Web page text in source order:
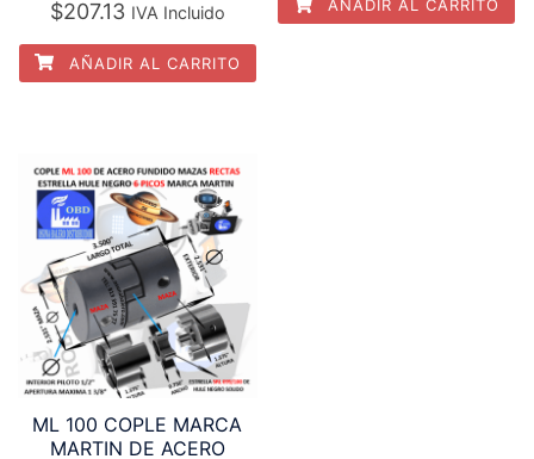
$207.13 IVA Incluido
AÑADIR AL CARRITO
AÑADIR AL CARRITO
ML 100 COPLE MARCA
MARTIN DE ACERO